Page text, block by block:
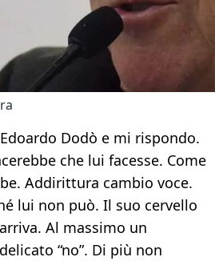
Dodò e mi rispondo.
che lui facesse. Come
Addirittura cambio voce.
lui non può. Il suo cervello
Al massimo un
“no”. Di più non